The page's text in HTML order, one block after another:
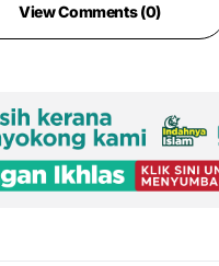
View Comments (0)